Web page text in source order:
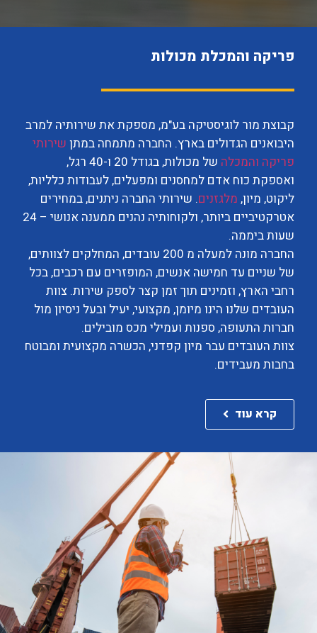
פריקה והמכלת מכולות
קבוצת מור לוגיסטיקה בע"מ, מספקת את שירותיה למרב
היבואנים הגדולים בארץ. החברה מתמחה במתן שירותי
פריקה והמכלה
של מכולות, בגודל 20 ו-40 רגל,
ואספקת כוח אדם למחסנים ומפעלים, לעבודות כלליות,
ליקוט, מיון, מלגזנים. שירותי החברה ניתנים, במחירים
אטרקטיביים ביותר, ולקוחותיה נהנים ממענה אנושי – 24
שעות ביממה.
החברה מונה למעלה מ 200 עובדים, המחלקים לצוותים,
של שניים עד חמישה אנשים, המופזרים עם רכבים, בכל
רחבי הארץ, וזמינים תוך זמן קצר לספק שירות. צוות
העובדים שלנו הינו מיומן, מקצועי, יעיל ובעל ניסיון מול
חברות התעופה, ספנות ועמילי מכס מובילים.
צוות העובדים עבר מיון קפדני, הכשרה מקצועית ומבוטח
בחבות מעבידים.
קרא עוד